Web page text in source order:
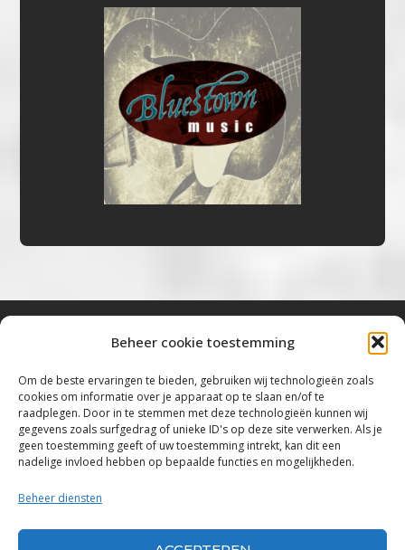
Beheer cookie toestemming
Om de beste ervaringen te bieden, gebruiken wij technologieën zoals
cookies om informatie over je apparaat op te slaan en/of te
raadplegen. Door in te stemmen met deze technologieën kunnen wij
gegevens zoals surfgedrag of unieke ID's op deze site verwerken. Als je
geen toestemming geeft of uw toestemming intrekt, kan dit een
nadelige invloed hebben op bepaalde functies en mogelijkheden.
Beheer diensten
“Voor de mooiste Blues, Rock, Roots &
Americana”
Copyright 2019 – 2026 Bluestown Music – All